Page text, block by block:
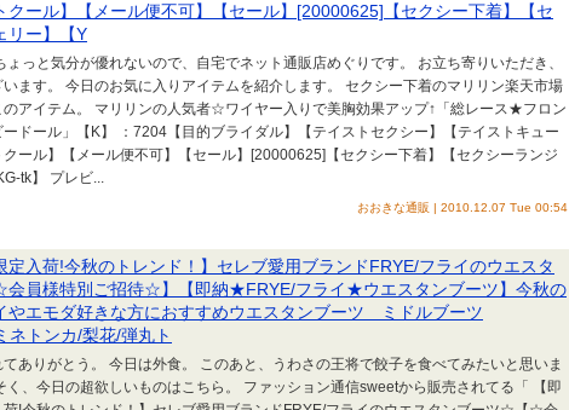
クール】【メール便不可】【セール】[20000625]【セクシー下着】【セ
リー】【Y
ょっと気分が優れないので、自宅でネット通販店めぐりです。 お立ち寄りいただき、
ます。 今日のお気に入りアイテムを紹介します。 セクシー下着のマリリン楽天市場
のアイテム。 マリリンの人気者☆ワイヤー入りで美胸効果アップ↑「総レース★フロン
ードール」【K】 ：7204【目的ブライダル】【テイストセクシー】【テイストキュー
クール】【メール便不可】【セール】[20000625]【セクシー下着】【セクシーランジ
tk】 プレビ...
おおきな通販 | 2010.12.07 Tue 00:54
定入荷!今秋のトレンド！】セレブ愛用ブランドFRYE/フライのウエスタ
員様特別ご招待☆】【即納★FRYE/フライ★ウエスタンブーツ】今秋の
やエモダ好きな方におすすめウエスタンブーツ ミドルブーツ
ネトンカ/梨花/弾丸ト
ありがとう。 今日は外食。 このあと、うわさの王将で餃子を食べてみたいと思いま
く、今日の超欲しいものはこちら。 ファッション通信sweetから販売されてる「 【即